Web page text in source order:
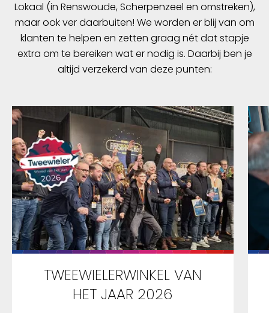
Lokaal (in Renswoude, Scherpenzeel en omstreken),
maar ook ver daarbuiten! We worden er blij van om
klanten te helpen en zetten graag nét dat stapje
extra om te bereiken wat er nodig is. Daarbij ben je
altijd verzekerd van deze punten:
TWEEWIELERWINKEL VAN
HET JAAR 2026